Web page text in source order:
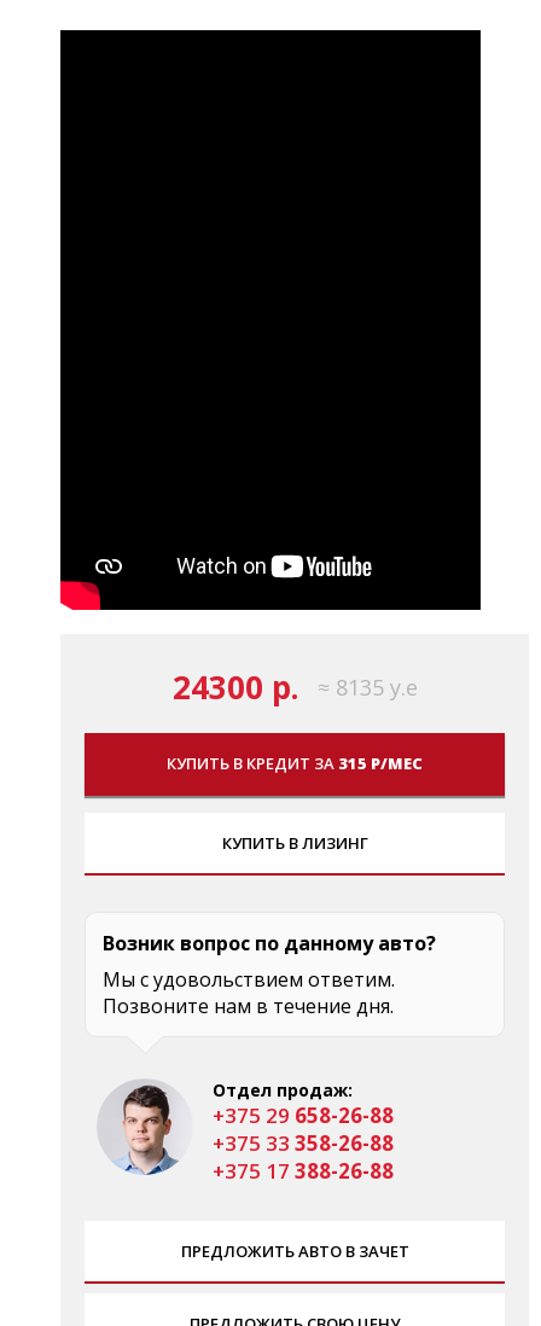
24300 р. ≈ 8135 у.е
КУПИТЬ В КРЕДИТ ЗА 315 Р/МЕС
КУПИТЬ В ЛИЗИНГ
Возник вопрос по данному авто?
Мы с удовольствием ответим.
Позвоните нам в течение дня.
Отдел продаж:
+375 29 658-26-88
+375 33 358-26-88
+375 17 388-26-88
ПРЕДЛОЖИТЬ АВТО В ЗАЧЕТ